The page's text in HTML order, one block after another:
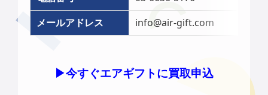
メールアドレス
info@air-gift.com
▶︎今すぐエアギフトに買取申込